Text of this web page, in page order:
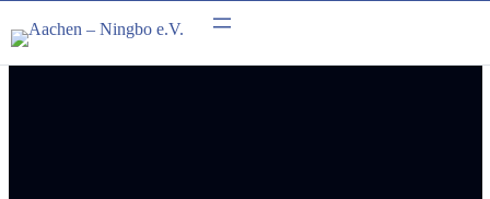
Inhalt
springen